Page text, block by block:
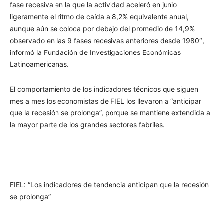
fase recesiva en la que la actividad aceleró en junio
ligeramente el ritmo de caída a 8,2% equivalente anual,
aunque aún se coloca por debajo del promedio de 14,9%
observado en las 9 fases recesivas anteriores desde 1980″,
informó la Fundación de Investigaciones Económicas
Latinoamericanas.
El comportamiento de los indicadores técnicos que siguen
mes a mes los economistas de FIEL los llevaron a “anticipar
que la recesión se prolonga”, porque se mantiene extendida a
la mayor parte de los grandes sectores fabriles.
FIEL: “Los indicadores de tendencia anticipan que la recesión
se prolonga”